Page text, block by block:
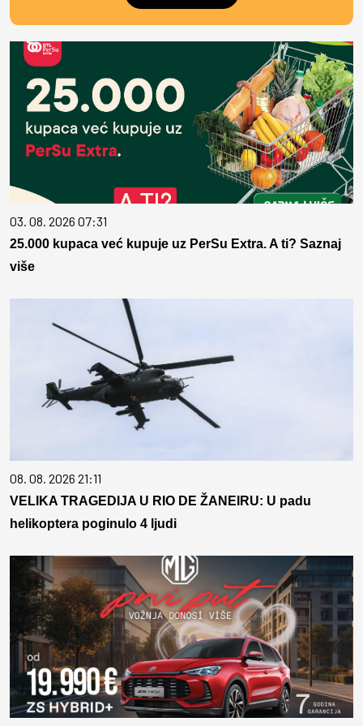
03. 08. 2026 07:31
25.000 kupaca već kupuje uz PerSu Extra. A ti? Saznaj
više
08. 08. 2026 21:11
VELIKA TRAGEDIJA U RIO DE ŽANEIRU: U padu
helikoptera poginulo 4 ljudi